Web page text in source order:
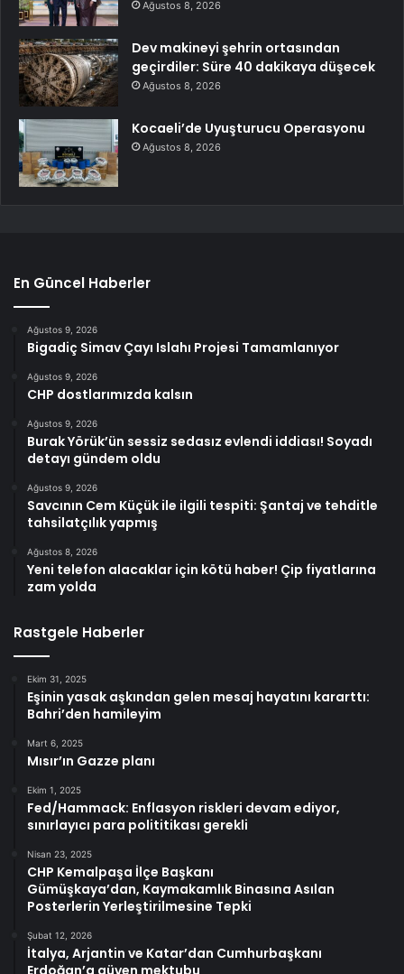
Ağustos 8, 2026
Dev makineyi şehrin ortasından
geçirdiler: Süre 40 dakikaya düşecek
Ağustos 8, 2026
Kocaeli’de Uyuşturucu Operasyonu
Ağustos 8, 2026
En Güncel Haberler
Ağustos 9, 2026
Bigadiç Simav Çayı Islahı Projesi Tamamlanıyor
Ağustos 9, 2026
CHP dostlarımızda kalsın
Ağustos 9, 2026
Burak Yörük’ün sessiz sedasız evlendi iddiası! Soyadı
detayı gündem oldu
Ağustos 9, 2026
Savcının Cem Küçük ile ilgili tespiti: Şantaj ve tehditle
tahsilatçılık yapmış
Ağustos 8, 2026
Yeni telefon alacaklar için kötü haber! Çip fiyatlarına
zam yolda
Rastgele Haberler
Ekim 31, 2025
Eşinin yasak aşkından gelen mesaj hayatını kararttı:
Bahri’den hamileyim
Mart 6, 2025
Mısır’ın Gazze planı
Ekim 1, 2025
Fed/Hammack: Enflasyon riskleri devam ediyor,
sınırlayıcı para polititikası gerekli
Nisan 23, 2025
CHP Kemalpaşa İlçe Başkanı
Gümüşkaya’dan, Kaymakamlık Binasına Asılan
Posterlerin Yerleştirilmesine Tepki
Şubat 12, 2026
İtalya, Arjantin ve Katar’dan Cumhurbaşkanı
Erdoğan’a güven mektubu